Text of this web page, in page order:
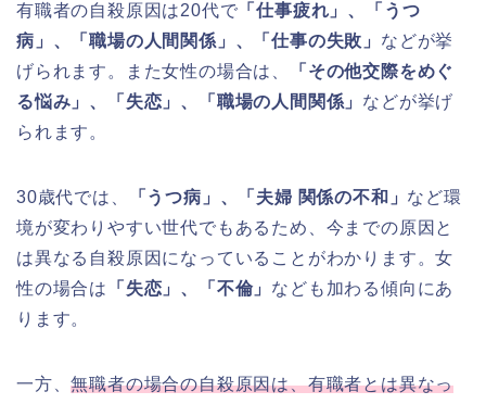
有職者の自殺原因は20代で 「仕事疲れ」、「うつ
病」、「職場の人間関係」、「仕事の失敗」 などが挙
げられます。また女性の場合は、
「その他交際をめぐ
る悩み」、「失恋」、「職場の人間関係」 などが挙げ
られます。
30歳代では、 「うつ病」、「夫婦 関係の不和」 など環
境が変わりやすい世代でもあるため、今までの原因と
は異なる自殺原因になっていることがわかります。女
性の場合は
「失恋」、「不倫」 なども加わる傾向にあ
ります。
一方、無職者の場合の自殺原因は、有職者とは異なっ